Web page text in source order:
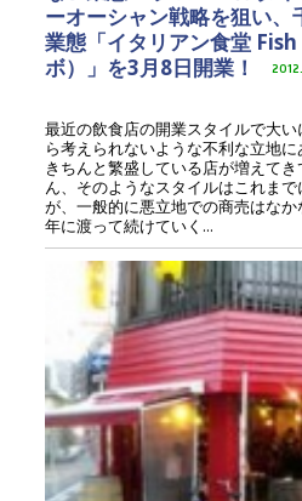
ーオーシャン戦略を狙い、
業態「イタリアン食堂
ボ）」を3月8日開業！
最近の飲食店の開業スタイルで大
ら考えられないような不利な立地
きちんと繁盛している店が増えて
ん、そのようなスタイルはこれま
が、一般的に悪立地での商売はな
年に渡って続けていく...